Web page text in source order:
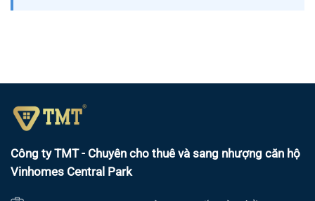
Công ty TMT - Chuyên cho thuê và sang nhượng căn hộ
Vinhomes Central Park